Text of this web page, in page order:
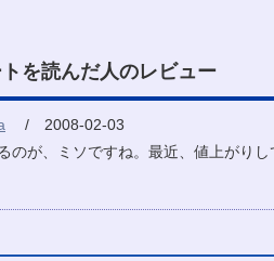
を読んだ人のレビュー
/ 2008-02-03
のが、ミソですね。最近、値上がり